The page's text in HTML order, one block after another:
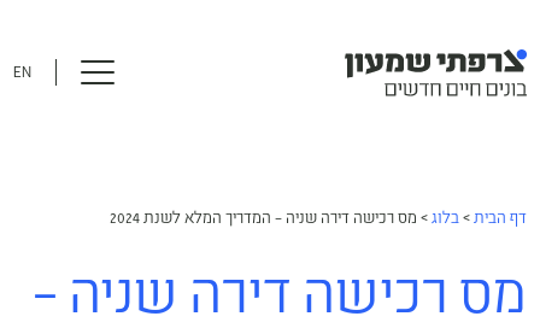
EN
דף הבית > בלוג > מס רכישה דירה שניה – המדריך המלא לשנת 2024
מס רכישה דירה שניה –